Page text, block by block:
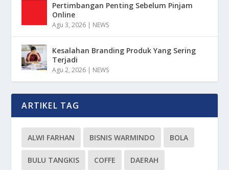
Pertimbangan Penting Sebelum Pinjam
Online
Agu 3, 2026 | NEWS
Kesalahan Branding Produk Yang Sering
Terjadi
Agu 2, 2026 | NEWS
ARTIKEL TAG
ALWI FARHAN BISNIS WARMINDO BOLA
BULU TANGKIS COFFE DAERAH